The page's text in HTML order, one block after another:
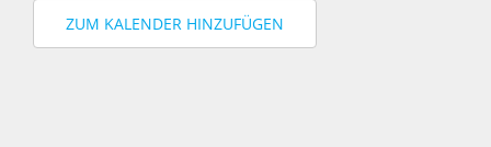
ZUM KALENDER HINZUFÜGEN